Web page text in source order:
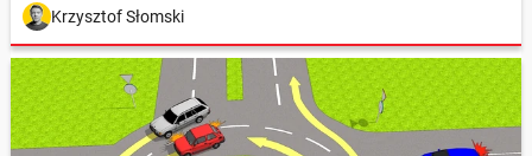
Krzysztof Słomski